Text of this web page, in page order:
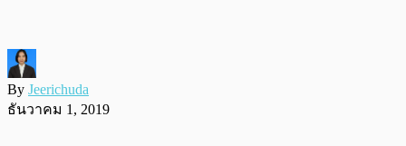
By Jeerichuda
ธันวาคม 1, 2019